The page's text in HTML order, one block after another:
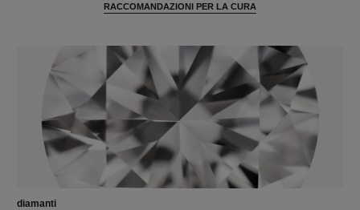
RACCOMANDAZIONI PER LA CURA
diamanti